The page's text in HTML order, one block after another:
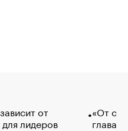
от
лидеров
«От
глава